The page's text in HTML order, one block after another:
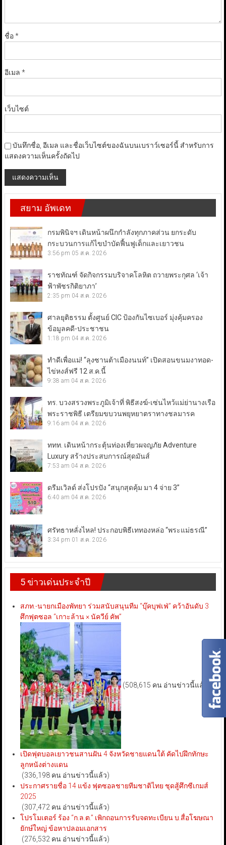
ชื่อ*
อีเมล *
เว็บไซต์
บันทึกชื่อ, อีเมล และชื่อเว็บไซต์ของฉันบนเบราว์เซอร์นี้ สำหรับการ
แสดงความเห็นครั้งถัดไป
สยาม อัพเดท
กรมพินิจฯ เดินหน้าผนึกกำลังทุกภาคส่วน ยกระดับ
กระบวนการแก้ไขบำบัดฟื้นฟูเด็กและเยาวชน
3:56 pm 05 ส.ค. 2026
ราชทัณฑ์ จัดกิจกรรมบริจาคโลหิต ถวายพระกุศล ‘เจ้า
ฟ้าพัชรกิติยาภา’
2:35 pm 04 ส.ค. 2026
ศาลยุติธรรม ตั้งศูนย์ CIC ป้องกันไซเบอร์ มุ่งคุ้มครอง
ข้อมูลคดี-ประชาชน
1:18 pm 04 ส.ค. 2026
ทำดีเพื่อแม่! “ลุงซานต้าเมืองนนท์” เปิดสอนขนมงาทอด-
ไข่หงส์ฟรี 12 ส.ค.นี้
9:38 am 04 ส.ค. 2026
ทร. บวงสรวงพระภูมิเจ้าที่ พิธีสงฆ์-เซ่นไหว้แม่ย่านางเรือ
พระราชพิธี เตรียมขบวนพยุหยาตราทางชลมารค
9:16 am 04 ส.ค. 2026
ททท. เดินหน้ากระตุ้นท่องเที่ยวผจญภัย Adventure
Luxury สร้างประสบการณ์สุดมันส์
7:53 am 04 ส.ค. 2026
ดรีมเวิลด์ ส่งโปรปัง “สนุกสุดคุ้ม มา 4 จ่าย 3”
6:40 am 04 ส.ค. 2026
ศรัทธาหลั่งไหล! ประกอบพิธีเททองหล่อ “พระแม่ธรณี”
3:34 pm 01 ส.ค. 2026
5 ข่าวเด่นประจำปี
สภท.-นายกเมืองพัทยา ร่วมสนับสนุนทีม “บุ๊คบุฟเฟ่” คว้าอันดับ 3
ศึกฟุตซอล “เกาะล้าน × นัควีย์ คัพ”
(508,615 คน อ่านข่าวนี้แล้ว)
เปิดฟุตบอลเยาวชนสานฝัน 4 จังหวัดชายแดนใต้ คัดไปฝึกทักษะ
ลูกหนังต่างแดน
(336,198 คน อ่านข่าวนี้แล้ว)
ประกาศรายชื่อ 14 แข้ง ฟุตซอลชายทีมชาติไทย ชุดสู้ศึกซีเกมส์
2025
(307,472 คน อ่านข่าวนี้แล้ว)
โปรโมเตอร์ ร้อง “ก.ล.ต.” เพิกถอนการรับจดทะเบียน บ.สื่อโฆษณา
ยักษ์ใหญ่ ข้อหาปลอมเอกสาร
(276,532 คน อ่านข่าวนี้แล้ว)